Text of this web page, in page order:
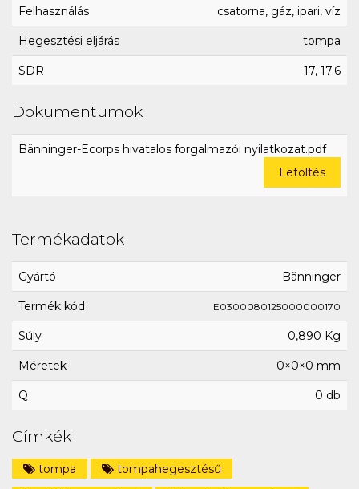
Felhasználás csatorna, gáz, ipari, víz
Hegesztési eljárás tompa
SDR 17, 17.6
Dokumentumok
Bänninger-Ecorps hivatalos forgalmazói nyilatkozat.pdf
Letöltés
Termékadatok
Gyártó Bänninger
Termék kód E0300080125000000170
Súly 0,890 Kg
Méretek 0×0×0 mm
Q 0 db
Címkék
tompa
tompahegesztésű